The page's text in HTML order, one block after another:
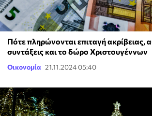
Πότε πληρώνονται επιταγή ακρίβειας,
συντάξεις και το δώρο Χριστουγέννων
Οικονομία 21.11.2024 05:40